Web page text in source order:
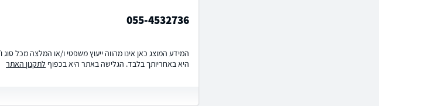
055-4532736
המידע המוצג כאן אינו מהווה ייעוץ משפטי ו/או המלצה מכל
היא באחריותך בלבד. הגלישה באתר היא בכפוף לתקנון האתר